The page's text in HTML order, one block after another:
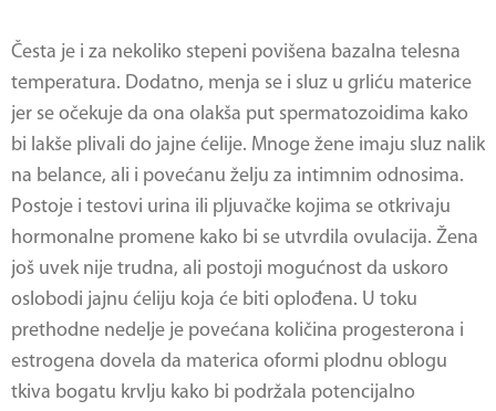
Česta je i za nekoliko stepeni povišena bazalna telesna
temperatura. Dodatno, menja se i sluz u grliću materice
jer se očekuje da ona olakša put spermatozoidima kako
bi lakše plivali do jajne ćelije. Mnoge žene imaju sluz nalik
na belance, ali i povećanu želju za intimnim odnosima.
Postoje i testovi urina ili pljuvačke kojima se otkrivaju
hormonalne promene kako bi se utvrdila ovulacija. Žena
još uvek nije trudna, ali postoji mogućnost da uskoro
oslobodi jajnu ćeliju koja će biti oplođena. U toku
prethodne nedelje je povećana količina progesterona i
estrogena dovela da materica oformi plodnu oblogu
tkiva bogatu krvlju kako bi podržala potencijalno